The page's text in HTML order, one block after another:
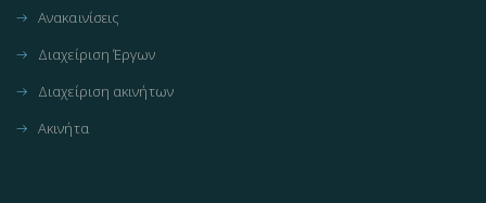
Ανακαινίσεις
Διαχείριση Έργων
Διαχείριση ακινήτων
Ακινήτα